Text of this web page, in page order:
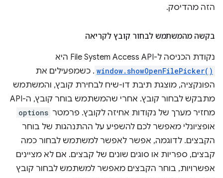
הזה מהדיסק.
בקשה מהמשתמש לבחור קובץ לקריאה
נקודת הכניסה ל-File System Access API היא
window.showOpenFilePicker() . כשמפעילים את
הפונקציה, מוצגת תיבת דו-שיח לבחירת קובץ, והמשתמש
מתבקש לבחור קובץ. אחרי שהמשתמש בוחר קובץ, ה-API
מחזיר מערך של נקודות אחיזה לקובץ. פרמטר options
אופציונלי מאפשר לכם להשפיע על ההתנהגות של בוחר
הקבצים. לדוגמה, אפשר לאפשר למשתמש לבחור כמה
קבצים, ספריות או סוגים שונים של קבצים. אם לא מציינים
אפשרויות, בוחר הקבצים מאפשר למשתמש לבחור קובץ